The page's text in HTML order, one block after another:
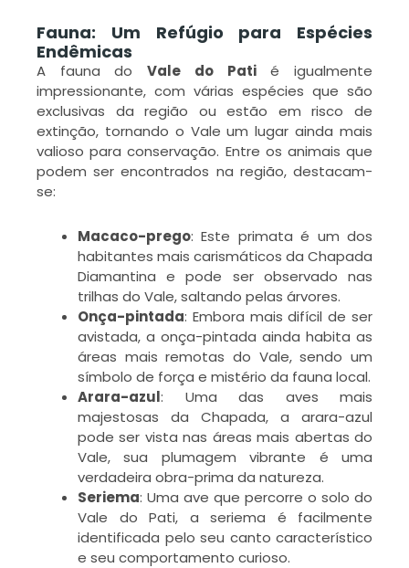
Fauna: Um Refúgio para Espécies
Endêmicas
A fauna doVale do Patié igualmente
impressionante, com várias espécies que são
exclusivas da região ou estão em risco de
extinção, tornando o Vale um lugar ainda mais
valioso para conservação. Entre os animais que
podem ser encontrados na região, destacam-
se:
Macaco-prego: Este primata é um dos
habitantes mais carismáticos da Chapada
Diamantina e pode ser observado nas
trilhas do Vale, saltando pelas árvores.
Onça-pintada: Embora mais difícil de ser
avistada, a onça-pintada ainda habita as
áreas mais remotas do Vale, sendo um
símbolo de força e mistério da fauna local.
Arara-azul: Uma das aves mais
majestosas da Chapada, a arara-azul
pode ser vista nas áreas mais abertas do
Vale, sua plumagem vibrante é uma
verdadeira obra-prima da natureza.
Seriema: Uma ave que percorre o solo do
Vale do Pati, a seriema é facilmente
identificada pelo seu canto característico
e seu comportamento curioso.